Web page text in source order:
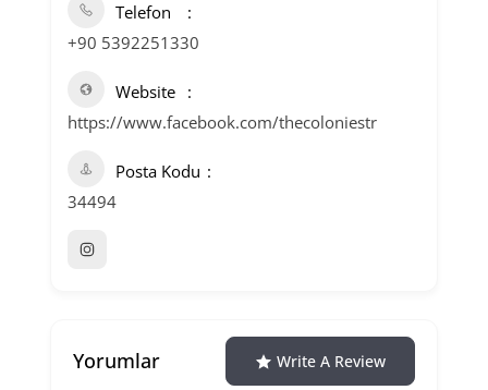
Telefon
+90 5392251330
Website
https://www.facebook.com/thecoloniestr
Posta Kodu
34494
Yorumlar Write A Review